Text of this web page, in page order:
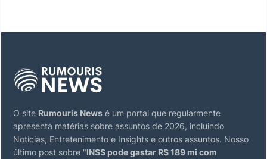
O site Rumouris News é um portal que regularmente
apresenta matérias sobre assuntos de 2026, incluindo
Notícias, Entretenimento e Insights e outros assuntos. Nosso
último post sobre "INSS pode gastar R$ 189 mi com